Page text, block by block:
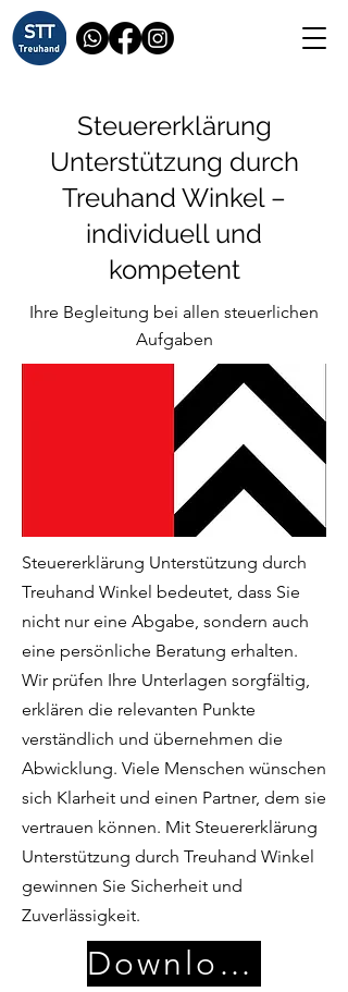
Steuererklärung
Unterstützung durch
Treuhand Winkel –
individuell und
kompetent
Ihre Begleitung bei allen steuerlichen
Aufgaben
Steuererklärung Unterstützung durch
Treuhand Winkel bedeutet, dass Sie
nicht nur eine Abgabe, sondern auch
eine persönliche Beratung erhalten.
Wir prüfen Ihre Unterlagen sorgfältig,
erklären die relevanten Punkte
verständlich und übernehmen die
Abwicklung. Viele Menschen wünschen
sich Klarheit und einen Partner, dem sie
vertrauen können. Mit Steuererklärung
Unterstützung durch Treuhand Winkel
gewinnen Sie Sicherheit und
Zuverlässigkeit.
Download